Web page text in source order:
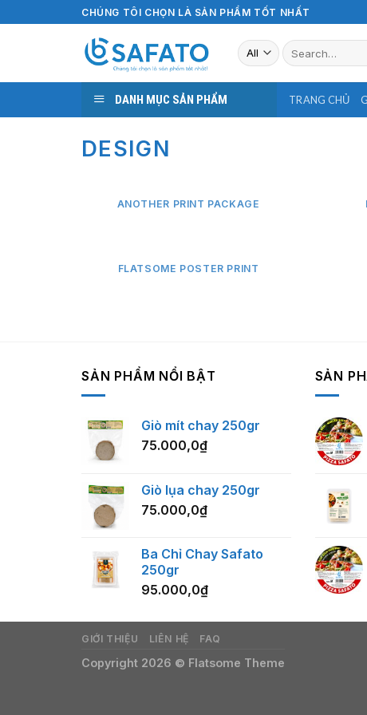
to
CHÚNG TÔI CHỌN LÀ SẢN PHẨM TỐT NHẤT
Search
for:
DANH MỤC SẢN PHẨM TRANG CHỦ
DESIGN
ANOTHER PRINT PACKAGE
FLATSOME POSTER PRINT
SẢN PHẨM NỔI BẬT
Giò mít chay 250gr
75.000,0₫
Giò lụa chay 250gr
75.000,0₫
Ba Chỉ Chay Safato
250gr
95.000,0₫
SẢN
GIỚI THIỆU LIÊN HỆ FAQ
Copyright 2026 © Flatsome Theme